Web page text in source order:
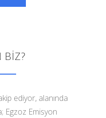
BİZ?
ediyor, alanında
Egzoz Emisyon